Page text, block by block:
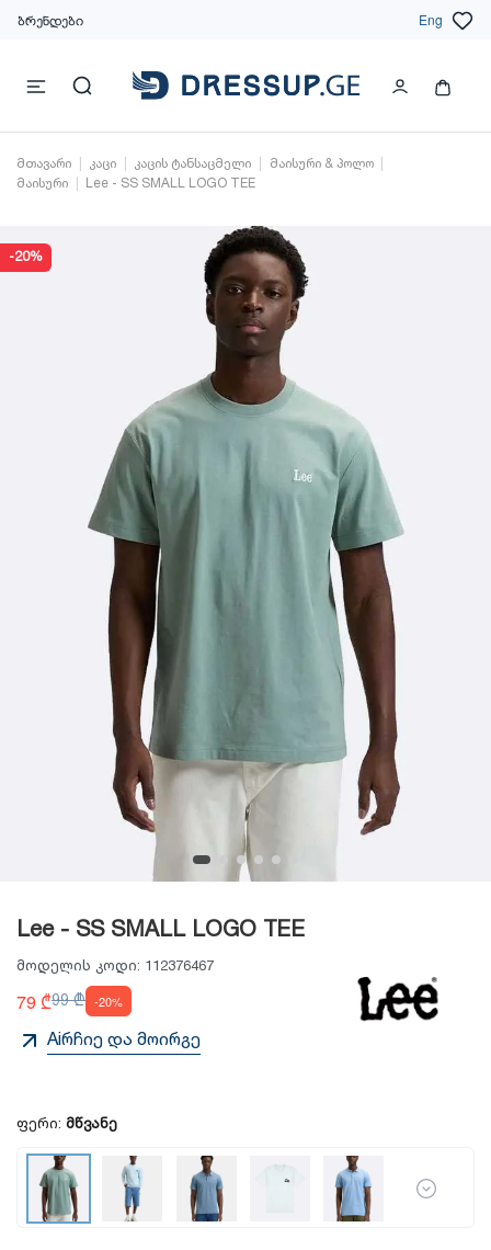
ბრენდები Eng
მთავარი კაცი კაცის ტანსაცმელი
მაისური & პოლო
მაისური
Lee - SS SMALL LOGO TEE
-20%
Lee - SS SMALL LOGO TEE
მოდელის კოდი: 112376467
79 ₾99 ₾ -20%
Aiრჩიე და მოირგე
ფერი: მწვანე